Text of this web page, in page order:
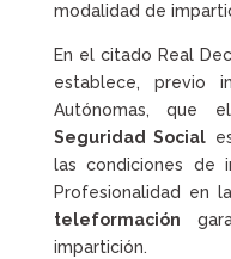
modalidad de
En el citado Real
establece, previo
Autónomas, que
Seguridad Social
las condiciones de
Profesionalidad en
teleformación
impartición.